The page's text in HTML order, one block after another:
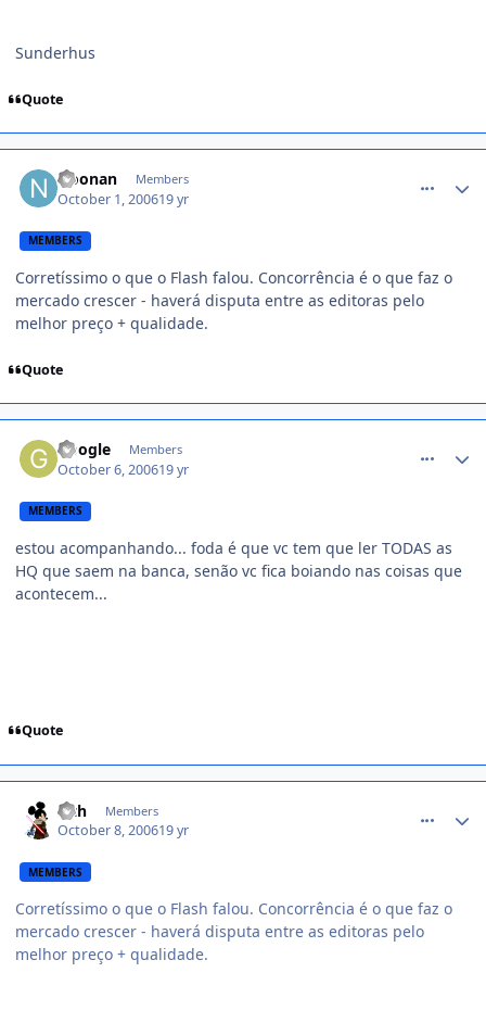
Sunderhus
Quote
Noonan Members
October 1, 200619 yr
MEMBERS
Corretíssimo o que o Flash falou. Concorrência é o que faz o
mercado crescer - haverá disputa entre as editoras pelo
melhor preço + qualidade.
Quote
Google Members
October 6, 200619 yr
MEMBERS
estou acompanhando... foda é que vc tem que ler TODAS as
HQ que saem na banca, senão vc fica boiando nas coisas que
acontecem...
Quote
Sith Members
October 8, 200619 yr
MEMBERS
Corretíssimo o que o Flash falou. Concorrência é o que faz o
mercado crescer - haverá disputa entre as editoras pelo
melhor preço + qualidade.